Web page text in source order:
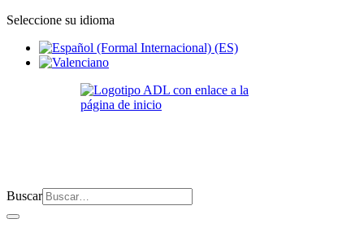
Seleccione su idioma
Buscar